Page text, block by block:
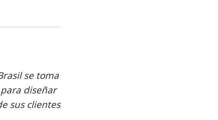
se toma
diseñar
sus clientes